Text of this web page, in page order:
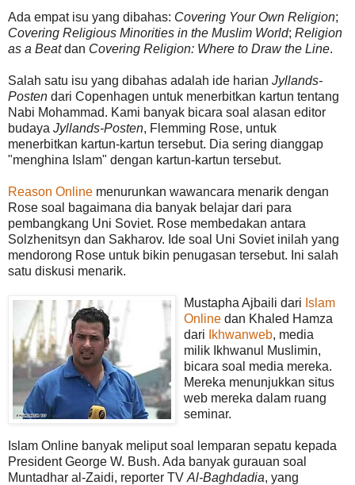
Ada empat isu yang dibahas: Covering Your Own Religion;
Covering Religious Minorities in the Muslim World; Religion
as a Beatdan Covering Religion: Where to Draw the Line.
Salah satu isu yang dibahas adalah ide harian Jyllands-
Posten dari Copenhagen untuk menerbitkan kartun tentang
Nabi Mohammad. Kami banyak bicara soal alasan editor
budaya Jyllands-Posten, Flemming Rose, untuk
menerbitkan kartun-kartun tersebut. Dia sering dianggap
"menghina Islam" dengan kartun-kartun tersebut.
Reason Online menurunkan wawancara menarik dengan
Rose soal bagaimana dia banyak belajar dari para
pembangkang Uni Soviet. Rose membedakan antara
Solzhenitsyn dan Sakharov. Ide soal Uni Soviet inilah yang
mendorong Rose untuk bikin penugasan tersebut. Ini salah
satu diskusi menarik.
Mustapha Ajbaili dari Islam
Online dan Khaled Hamza
dari
Ikhwanweb, media
milik Ikhwanul Muslimin,
bicara soal media mereka.
Mereka menunjukkan situs
web mereka dalam ruang
seminar.
Islam Online banyak meliput soal lemparan sepatu kepada
President George W. Bush. Ada banyak gurauan soal
Muntadhar al-Zaidi, reporter TV Al-Baghdadia, yang